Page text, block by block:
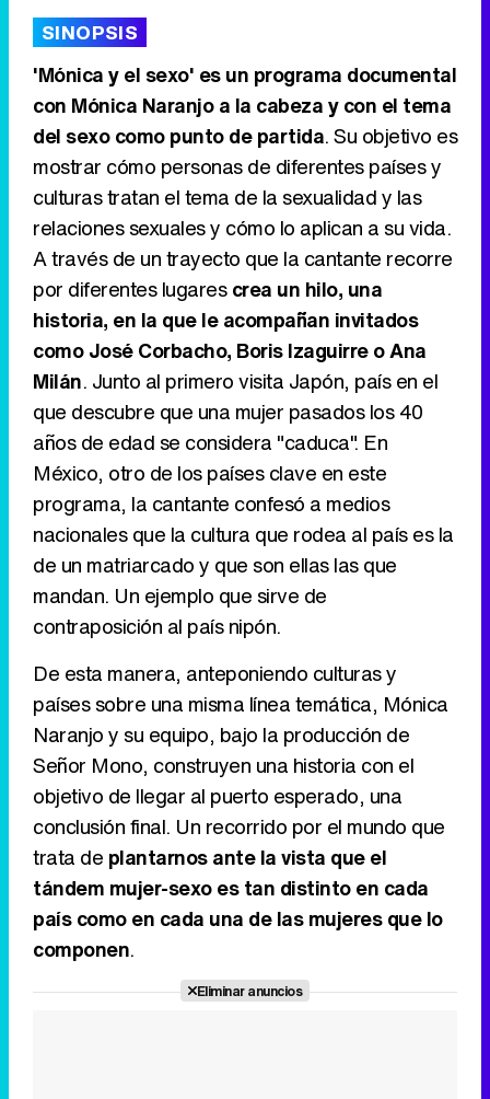
Tráiler de '33 días', la nueva serie de Atresplayer con Julián Villagrán y José Manuel Poga
Tráiler en catalán de 'Ravalear', la nueva serie de HBO Max sobre los fondos buitre
Tráiler de la tercera temporada de 'The Walking Dead: Dead City' de AMC+
SINOPSIS
'Mónica y el sexo' es un programa documental
con Mónica Naranjo a la cabeza y con el tema
del sexo como punto de partida. Su objetivo es
mostrar cómo personas de diferentes países y
culturas tratan el tema de la sexualidad y las
relaciones sexuales y cómo lo aplican a su vida.
A través de un trayecto que la cantante recorre
por diferentes lugarescrea un hilo, una
historia, en la que le acompañan invitados
como José Corbacho, Boris Izaguirre o Ana
Milán. Junto al primero visita Japón, país en el
que descubre que una mujer pasados los 40
años de edad se considera "caduca". En
México, otro de los países clave en este
programa, la cantante confesó a medios
nacionales que la cultura que rodea al país es la
de un matriarcado y que son ellas las que
mandan. Un ejemplo que sirve de
contraposición al país nipón.
De esta manera, anteponiendo culturas y
países sobre una misma línea temática, Mónica
Naranjo y su equipo, bajo la producción de
Señor Mono, construyen una historia con el
objetivo de llegar al puerto esperado, una
conclusión final. Un recorrido por el mundo que
trata de plantarnos ante la vista que el
tándem mujer-sexo es tan distinto en cada
país como en cada una de las mujeres que lo
componen.
Eliminar anuncios